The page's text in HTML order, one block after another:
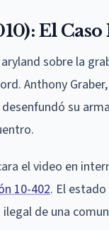
El
sobre la
Anthony
su
el video en
10-402. El
de una